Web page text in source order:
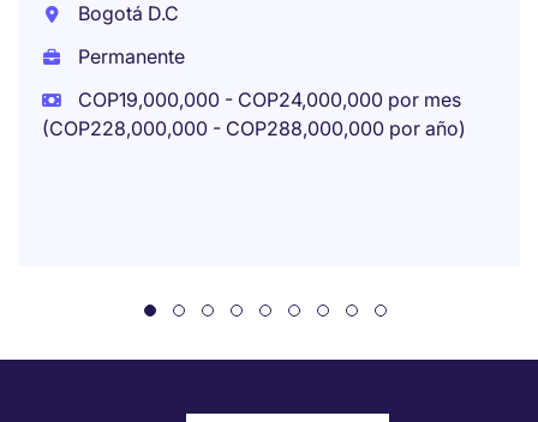
Bogotá D.C
Permanente
COP19,000,000 - COP24,000,000 por mes
(COP228,000,000 - COP288,000,000 por año)